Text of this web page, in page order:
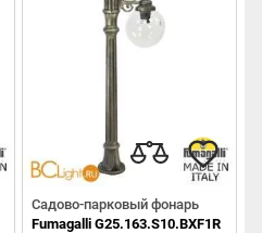
Садово-парковый фонарь
Fumagalli G25.163.S10.BXF1R